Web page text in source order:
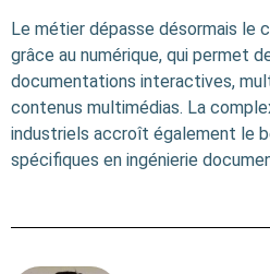
Le métier dépasse désormais le
grâce au numérique, qui permet
documentations interactives,
contenus multimédias. La
industriels accroît également le
spécifiques en ingénierie